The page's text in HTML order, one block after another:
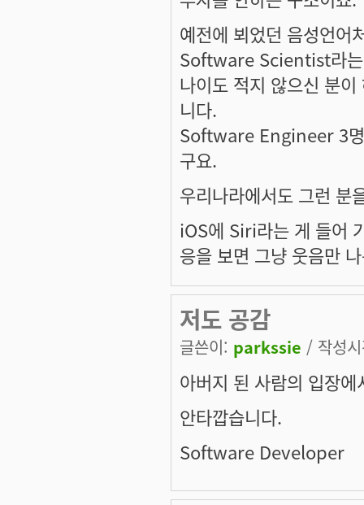
예전에 뵈었던 음성언어
Software Scientist라는
나이도 적지 않으신 분
니다.
Software Engineer 3명
구요.
우리나라에서도 그런 분
iOS에 Siri라는 게 들어
응을 보면 그냥 웃음만
저도 공감
글쓴이: parkssie / 작성
아버지 된 사람의 입장
안타깝습니다.
Software Developer